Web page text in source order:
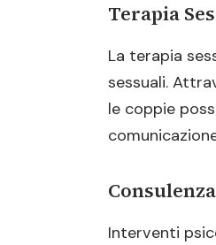
Terapia
La terapia
sessuali.
le coppie
Interventi